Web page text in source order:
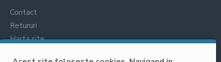
Contact
Retururi
Harta site